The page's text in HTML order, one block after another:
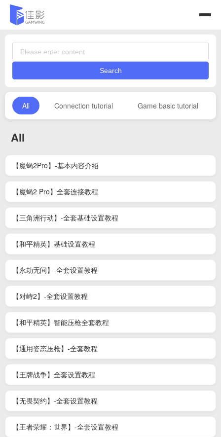
Search
All Connection tutorial Game basic tutorial
All
【魔蝎2Pro】-基本内容介绍
【魔蝎2 Pro】全套连接教程
【三角洲行动】-全套基础设置教程
【和平精英】基础设置教程
【永劫无间】-全套设置教程
【对峙2】-全套设置教程
【和平精英】智能压枪全套教程
【通用姿态压枪】-全套教程
【王牌战争】全套设置教程
【无畏契约】-全套设置教程
【王者荣耀：世界】-全套设置教程